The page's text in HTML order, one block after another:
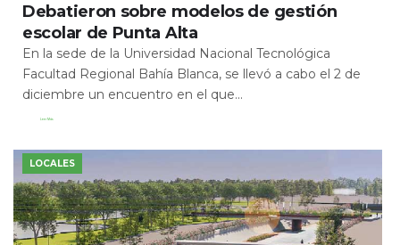
Debatieron sobre modelos de gestión
escolar de Punta Alta
En la sede de la Universidad Nacional Tecnológica
Facultad Regional Bahía Blanca, se llevó a cabo el 2 de
diciembre un encuentro en el que...
Leer Más
LOCALES